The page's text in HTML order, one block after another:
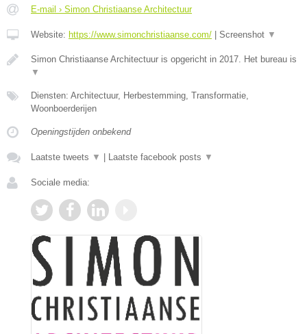
E-mail › Simon Christiaanse Architectuur
Website: https://www.simonchristiaanse.com/ Screenshot ▼
Simon Christiaanse Architectuur is opgericht in 2017. Het bureau is
▼
Diensten: Architectuur, Herbestemming, Transformatie,
Woonboerderijen
Openingstijden onbekend
Laatste tweets ▼ Laatste facebook posts ▼
Sociale media: